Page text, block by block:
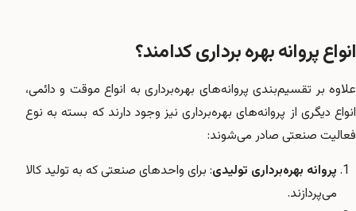
انواع پروانه بهره برداری کدامند؟
علاوه بر تقسیم‌بندی پروانه‌های بهره‌برداری به انواع موقت و دائمی،
انواع دیگری از پروانه‌های بهره‌برداری نیز وجود دارند که بسته به نوع
فعالیت صنعتی صادر می‌شوند:
پروانه بهره‌برداری تولیدی: برای واحدهای صنعتی که به تولید کالا
می‌پردازند.